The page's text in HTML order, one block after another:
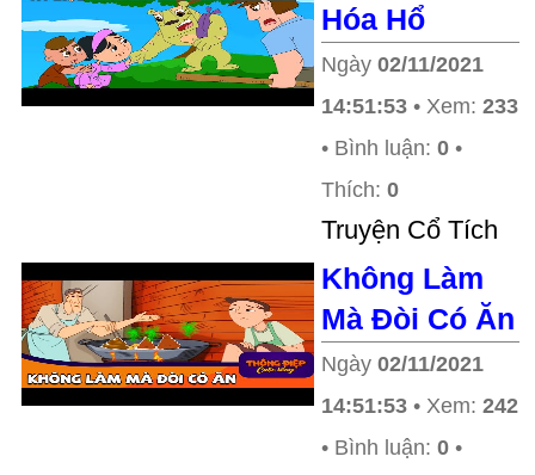
Hóa Hổ
Ngày 02/11/2021
14:51:53 • Xem: 233
• Bình luận: 0 •
Thích: 0
Truyện Cổ Tích
Không Làm
Mà Đòi Có Ăn
Ngày 02/11/2021
14:51:53 • Xem: 242
• Bình luận: 0 •